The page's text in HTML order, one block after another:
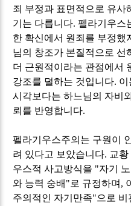
죄 부정과 표면적으로 유사
기는 다릅니다.펠라기우스
한 확신에서 원죄를 부정했
님의 창조가 본질적으로 선
더 근원적이라는 관점에서
강조를 덜하는 것입니다. 이
시각보다는 하느님의 자비
뢰를 반영합니다.
펠라기우스주의는 구원이
려 있다고 보았습니다. 교황
우스적 사고방식을 "자기
와 능력 숭배 "로 규정하며 ,
주의적인 자기만족"으로